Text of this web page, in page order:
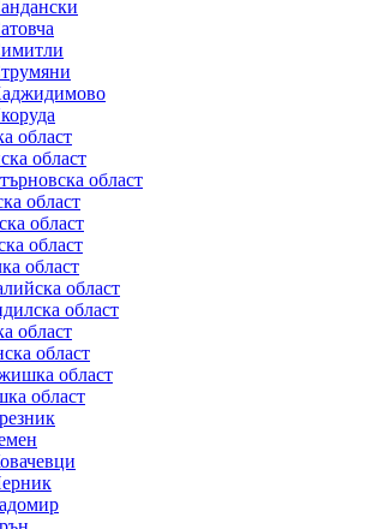
област
област
област
област
област
област
област
област
област
област
област
област
област